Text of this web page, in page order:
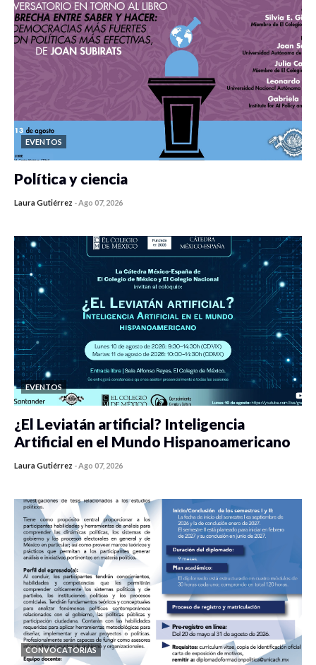
EVENTOS
Política y ciencia
Laura Gutiérrez -Ago 07, 2026
EVENTOS
¿El Leviatán artificial? Inteligencia
Artificial en el Mundo Hispanoamericano
Laura Gutiérrez -Ago 07, 2026
CONVOCATORIAS